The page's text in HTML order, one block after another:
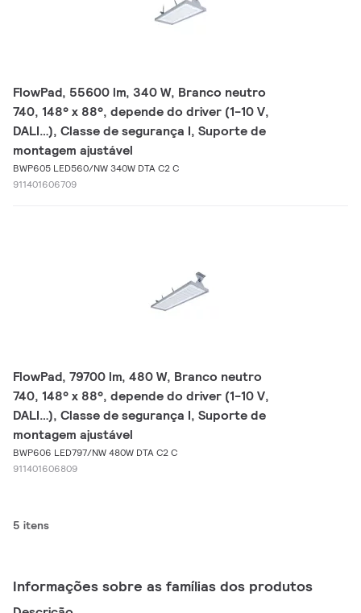
FlowPad, 55600 lm, 340 W, Branco neutro
740, 148° x 88°, depende do driver (1-10 V,
DALI…), Classe de segurança I, Suporte de
montagem ajustável
BWP605 LED560/NW 340W DTA C2 C
911401606709
FlowPad, 79700 lm, 480 W, Branco neutro
740, 148° x 88°, depende do driver (1-10 V,
DALI…), Classe de segurança I, Suporte de
montagem ajustável
BWP606 LED797/NW 480W DTA C2 C
911401606809
5 itens
Informações sobre as famílias dos produtos